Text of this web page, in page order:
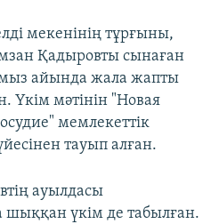
мекенінің тұрғыны,
Қадыровты сынаған
айында жала жапты
Үкім мәтінін "Новая
мемлекеттік
тауып алған.
ауылдасы
үкім де табылған.